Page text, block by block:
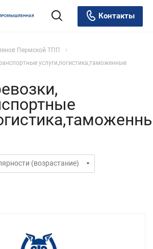
Контакты
Пермской ТПП
услуги,логистика,таможенные